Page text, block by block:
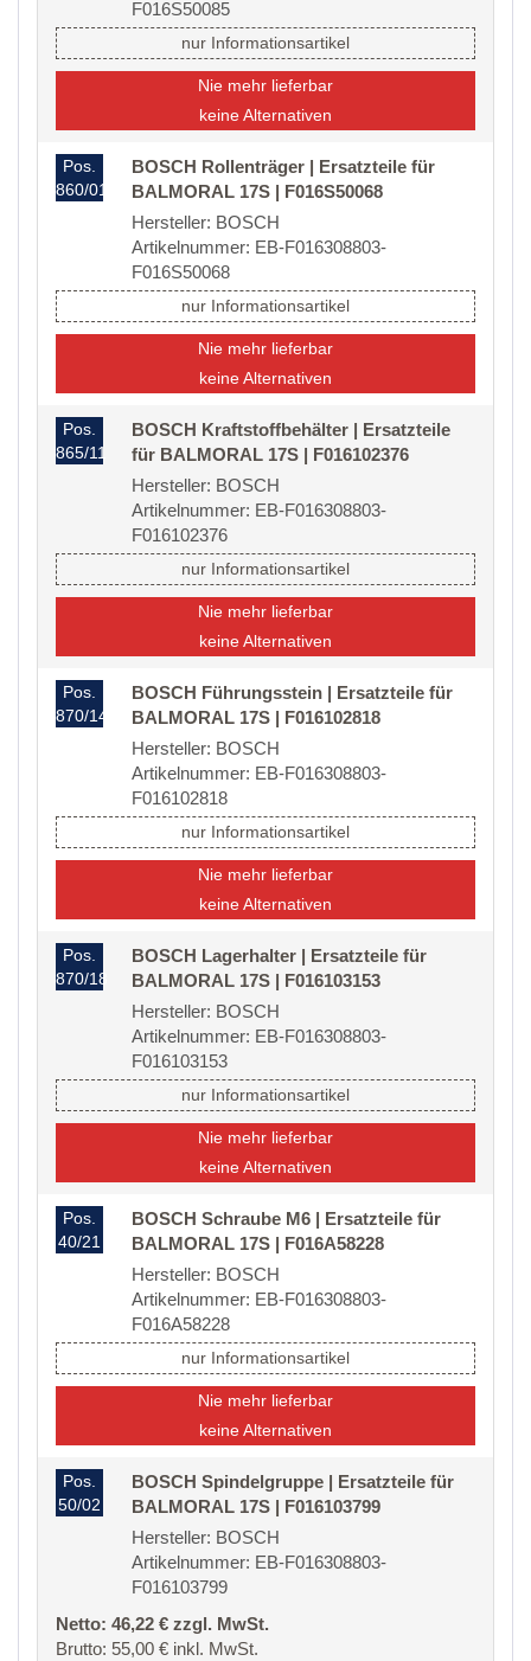
F016S50085
nur Informationsartikel
Nie mehr lieferbar
keine Alternativen
Pos.
860/01
BOSCH Rollenträger | Ersatzteile für
BALMORAL 17S | F016S50068
Hersteller: BOSCH
Artikelnummer: EB-F016308803-
F016S50068
nur Informationsartikel
Nie mehr lieferbar
keine Alternativen
Pos.
865/11
BOSCH Kraftstoffbehälter | Ersatzteile
für BALMORAL 17S | F016102376
Hersteller: BOSCH
Artikelnummer: EB-F016308803-
F016102376
nur Informationsartikel
Nie mehr lieferbar
keine Alternativen
Pos.
870/14
BOSCH Führungsstein | Ersatzteile für
BALMORAL 17S | F016102818
Hersteller: BOSCH
Artikelnummer: EB-F016308803-
F016102818
nur Informationsartikel
Nie mehr lieferbar
keine Alternativen
Pos.
870/18
BOSCH Lagerhalter | Ersatzteile für
BALMORAL 17S | F016103153
Hersteller: BOSCH
Artikelnummer: EB-F016308803-
F016103153
nur Informationsartikel
Nie mehr lieferbar
keine Alternativen
Pos.
40/21
BOSCH Schraube M6 | Ersatzteile für
BALMORAL 17S | F016A58228
Hersteller: BOSCH
Artikelnummer: EB-F016308803-
F016A58228
nur Informationsartikel
Nie mehr lieferbar
keine Alternativen
Pos.
50/02
BOSCH Spindelgruppe | Ersatzteile für
BALMORAL 17S | F016103799
Hersteller: BOSCH
Artikelnummer: EB-F016308803-
F016103799
Netto: 46,22 € zzgl. MwSt.
Brutto: 55,00 € inkl. MwSt.